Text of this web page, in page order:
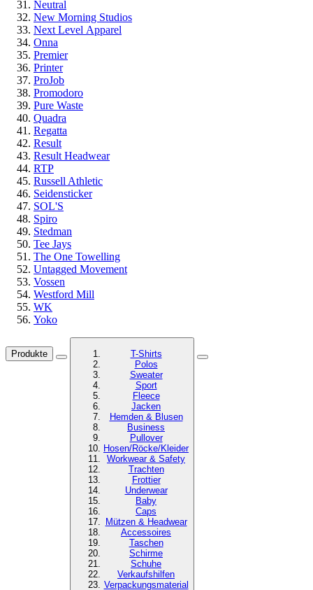
Neutral
New Morning Studios
Next Level Apparel
Onna
Premier
Printer
ProJob
Promodoro
Pure Waste
Quadra
Regatta
Result
Result Headwear
RTP
Russell Athletic
Seidensticker
SOL'S
Spiro
Stedman
Tee Jays
The One Towelling
Untagged Movement
Vossen
Westford Mill
WK
Yoko
Produkte
T-Shirts
Polos
Sweater
Sport
Fleece
Jacken
Hemden & Blusen
Business
Pullover
Hosen/Röcke/Kleider
Workwear & Safety
Trachten
Frottier
Underwear
Baby
Caps
Mützen & Headwear
Accessoires
Taschen
Schirme
Schuhe
Verkaufshilfen
Verpackungsmaterial